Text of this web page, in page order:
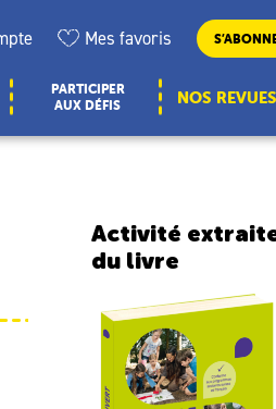
Mes favoris
PARTICIPER
AUX DÉFIS
NOS
Activité
du livre